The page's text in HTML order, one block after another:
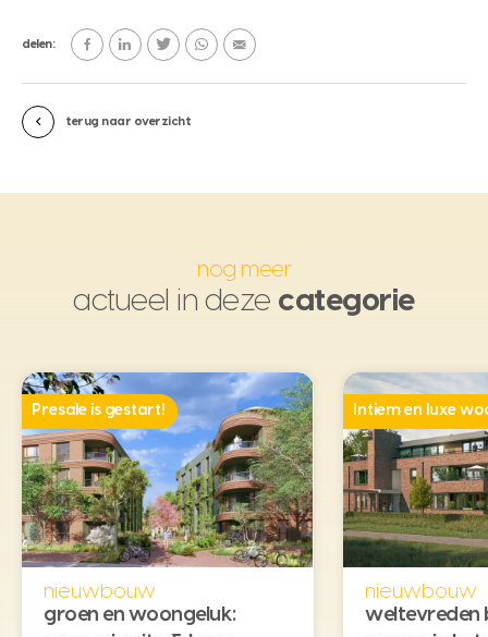
delen:
terug naar overzicht
nog meer
actueel in deze categorie
Presale is gestart!
nieuwbouw
groen en woongeluk:
Intiem en luxe
nieuwbouw
weltevreden